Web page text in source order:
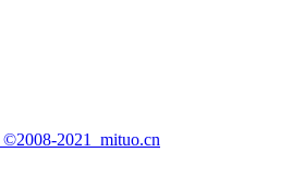
©2008-2021 mituo.cn